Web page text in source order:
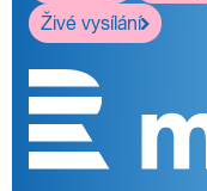
Živé vysílání